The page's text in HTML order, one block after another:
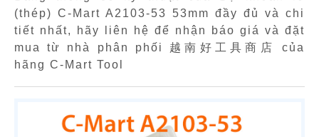
(thép) C-Mart A2103-53 53mm đầy đủ và chi
tiết nhất, hãy liên hệ để nhận báo giá và đặt
mua từ nhà phân phối 越南好工具商店 của
hãng C-Mart Tool